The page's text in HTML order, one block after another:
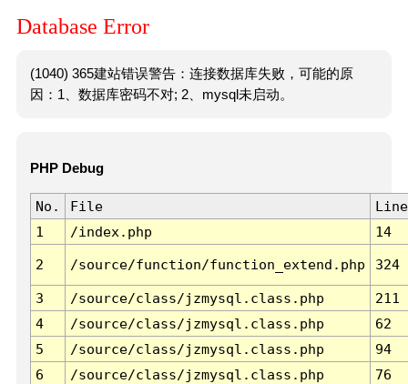
Database Error
(1040) 365建站错误警告：连接数据库失败，可能的原
因：1、数据库密码不对; 2、mysql未启动。
PHP Debug
No. File
Line
1
/index.php 14
2 /source/function/function_extend.php 324
3 /source/class/jzmysql.class.php
211
4
/source/class/jzmysql.class.php
62
5
/source/class/jzmysql.class.php
94
6
/source/class/jzmysql.class.php 76